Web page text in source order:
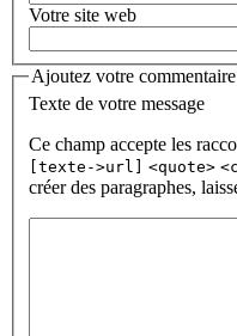
Votre site web
Ajoutez votre
Texte de votre message
Ce champ accepte les
[texte->url]
<quote>
créer des paragraphes,